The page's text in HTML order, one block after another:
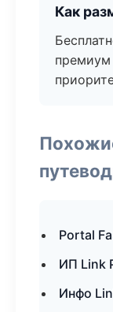
Как
Portal
ИП Link
Инфо